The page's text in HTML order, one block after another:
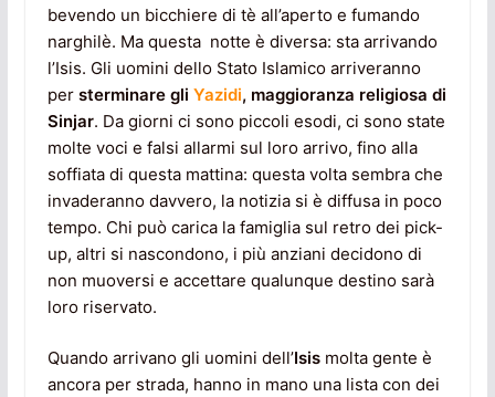
bevendo un bicchiere di tè all’aperto e fumando
narghilè. Ma questa notte è diversa: sta arrivando
l’Isis. Gli uomini dello Stato Islamico arriveranno
per sterminare gli Yazidi, maggioranza religiosa di
Sinjar. Da giorni ci sono piccoli esodi, ci sono state
molte voci e falsi allarmi sul loro arrivo, fino alla
soffiata di questa mattina: questa volta sembra che
invaderanno davvero, la notizia si è diffusa in poco
tempo. Chi può carica la famiglia sul retro dei pick-
up, altri si nascondono, i più anziani decidono di
non muoversi e accettare qualunque destino sarà
loro riservato.
Quando arrivano gli uomini dell’Isismolta gente è
ancora per strada, hanno in mano una lista con dei